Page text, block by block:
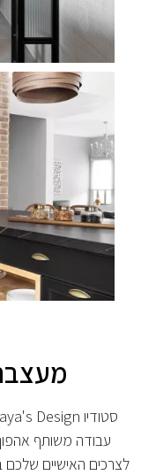
עבודה משותף
לצרכים האישיים